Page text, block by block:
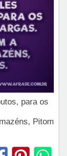
para os
Pitom